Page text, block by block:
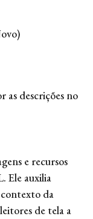
as descrições no
e recursos
Ele auxilia
da
de tela a